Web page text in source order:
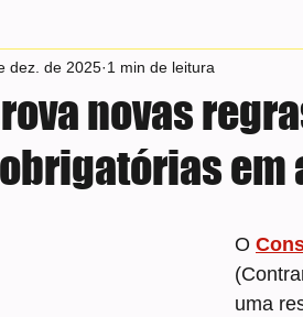
novas
em
dez. de 2025 1 min de leitura
estrelas.
O
uma